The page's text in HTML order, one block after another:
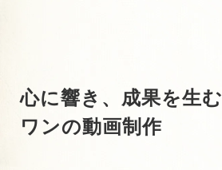
心に響き、成果を生む
ワンの動画制作